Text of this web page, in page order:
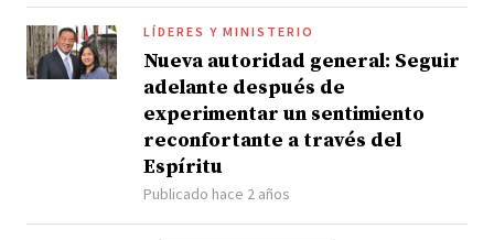
LÍDERES Y MINISTERIO
Nueva autoridad general: Seguir
adelante después de
experimentar un sentimiento
reconfortante a través del
Espíritu
Publicado hace 2 años